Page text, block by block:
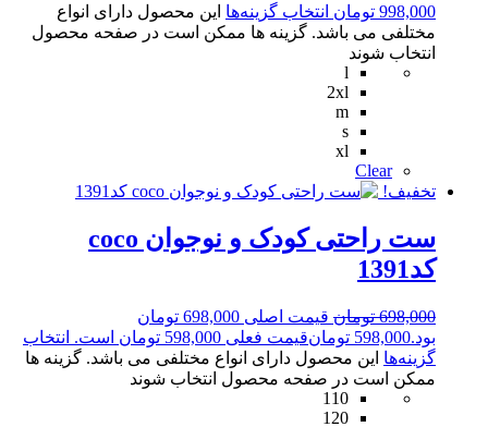
998,000 تومان انتخاب گزینه‌ها این محصول دارای انواع
مختلفی می باشد. گزینه ها ممکن است در صفحه محصول
انتخاب شوند
l
2xl
m
s
xl
Clear
تخفیف!
ست راحتی کودک و نوجوان coco
کد1391
698,000 تومان
قیمت اصلی 698,000 تومان
بود.598,000 تومانقیمت فعلی 598,000 تومان است.
انتخاب
گزینه‌ها این محصول دارای انواع مختلفی می باشد. گزینه ها
ممکن است در صفحه محصول انتخاب شوند
110
120